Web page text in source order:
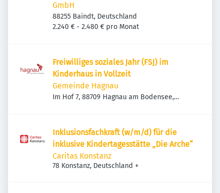
GmbH
88255 Baindt, Deutschland
2.240 € - 2.480 € pro Monat
Freiwilliges soziales Jahr (FSJ) im
Kinderhaus in Vollzeit
Gemeinde Hagnau
Im Hof 7, 88709 Hagnau am Bodensee,
Inklusionsfachkraft (w/m/d) für die
inklusive Kindertagesstätte „Die Arche“
Caritas Konstanz
78 Konstanz, Deutschland +